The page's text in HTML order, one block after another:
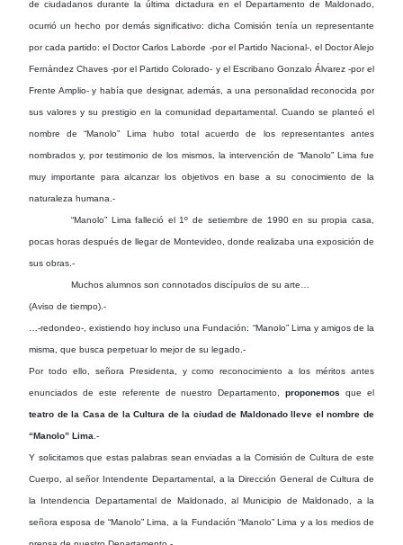
de ciudadanos durante la última dictadura en el Departamento de Maldonado,
ocurrió un hecho por demás significativo: dicha Comisión tenía un representante
por cada partido: el Doctor Carlos Laborde -por el Partido Nacional-, el Doctor Alejo
Fernández Chaves -por el Partido Colorado- y el Escribano Gonzalo Álvarez -por el
Frente Amplio- y había que designar, además, a una personalidad reconocida por
sus valores y su prestigio en la comunidad departamental. Cuando se planteó el
nombre de “Manolo” Lima hubo total acuerdo de los representantes antes
nombrados y, por testimonio de los mismos, la intervención de “Manolo” Lima fue
muy importante para alcanzar los objetivos en base a su conocimiento de la
naturaleza humana.-
“Manolo” Lima falleció el 1º de setiembre de 1990 en su propia casa,
pocas horas después de llegar de Montevideo, donde realizaba una exposición de
sus obras.-
Muchos alumnos son connotados discípulos de su arte…
(Aviso de tiempo).-
…-redondeo-, existiendo hoy incluso una Fundación: “Manolo” Lima y amigos de la
misma, que busca perpetuar lo mejor de su legado.-
Por todo ello, señora Presidenta, y como reconocimiento a los méritos antes
enunciados de este referente de nuestro Departamento,proponemos que el
teatro de la Casa de la Cultura de la ciudad de Maldonado lleve el nombre de
“Manolo” Lima .-
Y solicitamos que estas palabras sean enviadas a la Comisión de Cultura de este
Cuerpo, al señor Intendente Departamental, a la Dirección General de Cultura de
la Intendencia Departamental de Maldonado, al Municipio de Maldonado, a la
señora esposa de “Manolo” Lima, a la Fundación “Manolo” Lima y a los medios de